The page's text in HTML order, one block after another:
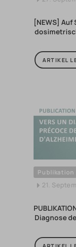
[NEWS] Auf
ARTIKEL
Publikation
21.
Diagnose